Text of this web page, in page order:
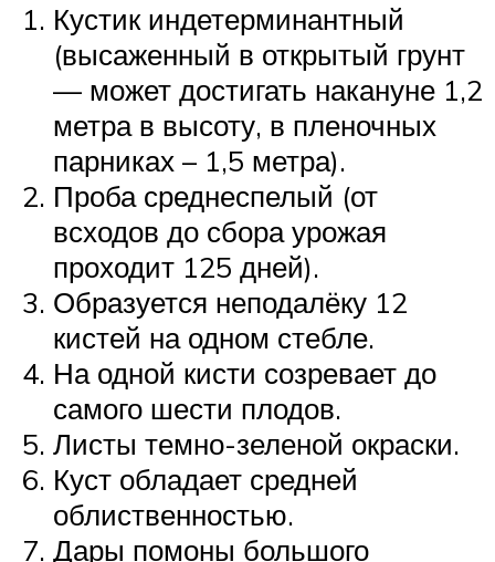
Кустик индетерминантный
(высаженный в открытый грунт
— может достигать накануне 1,2
метра в высоту, в пленочных
парниках – 1,5 метра).
Проба среднеспелый (от
всходов до сбора урожая
проходит 125 дней).
Образуется неподалёку 12
кистей на одном стебле.
На одной кисти созревает до
самого шести плодов.
Листы темно-зеленой окраски.
Куст обладает средней
облиственностью.
Дары помоны большого